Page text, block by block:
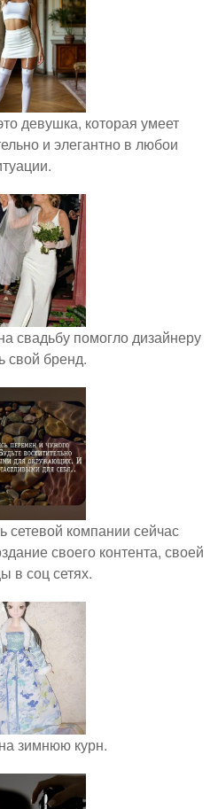
девушка, которая умеет
и элегантно в любои
свадьбу помогло дизайнеру
свой бренд.
сетевой компании сейчас
своего контента, своей
в соц сетях.
зимнюю курн.